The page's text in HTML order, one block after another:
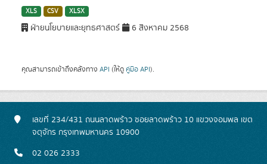
XLS CSV XLSX
ฝ่ายนโยบายและยุทธศาสตร์ 6 สิงหาคม 2568
คุณสามารถเข้าถึงคลังทาง API (ให้ดู คู่มือ API).
เลขที่ 234/431 ถนนลาดพร้าว ซอยลาดพร้าว 10 แขวงจอมพล เขต
จตุจักร กรุงเทพมหานคร 10900
02 026 2333